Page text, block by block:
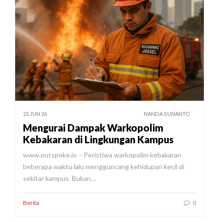
25 JUN 26 NANDA SUNANTO
Mengurai Dampak Warkopolim
Kebakaran di Lingkungan Kampus
www.outspoke.io – Peristiwa warkopolim kebakaran
beberapa waktu lalu mengguncang kehidupan kecil di
sekitar kampus. Bukan…
Berita 0